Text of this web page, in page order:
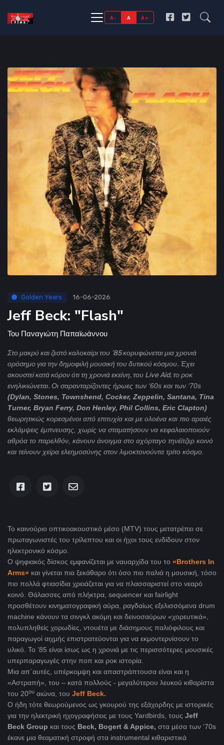
A- A A+
Golden Years 16-06-2026
Jeff Beck: "Flash"
Του Παναγιώτη Παπαϊωάννου
Στο μακρύ και ζεστό καλοκαίρι του ’85 κορυφώνεται μια χρονιά
ορόσημο για την δημοφιλή μουσική του δυτικού κόσμου. Έχει
ακουστεί κατά κόρον ότι τη χρονιά εκείνη, του Live Aid, το ροκ
ενηλικιώνεται. Οι σαρανταρίζοντες ήρωες των ‘60s και των ‘70s
(Dylan, Stones, Townshend, Cocker, Zeppelin, Santana, Tina
Turner, Bryan Ferry, Don Henley, Phil Collins, Eric Clapton)
θεωρητικώς κορεσμένοι από επιτυχία και με ολοένα και πιο αραιές
εκλάμψεις έμπνευσης, χωρίς να σταματήσουν να κεφαλαιοποιούν
αθρόα το παρελθόν, κάνουν άνοιγμα στο αχόρταγο τηνέϊτζερ κοινό
και τείνουν χείρα ελεημοσύνης στον λιμοκτονούντα τρίτο κόσμο.
Το καινούριο οπτικοακουστικό μέσο (MTV) τους μετατρέπει σε
πρωταγωνιστές του τρίλεπτου και οι ήχοι τους ενδίδουν στον
ηλεκτρονικό κόσμο.
Ο ψηφιακός δίσκος εμφανίζεται με ναυαρχίδα του το «Brothers In
Arms» και γίνεται πια ξεκάθαρο ότι όσο πιο παλιά η μουσική, τόσο
πιο πολλά φτιασίδια χρειάζεται για να πλασσαριστεί στο νεαρό
κοινό. Θάλασσες από πλήκτρα, sequencer και fairlight
προσθέτουν κινηματογραφική αύρα, ραγδαίως εξελισσόμενα drum
machine κάνουν τα σινγκλ ακόμη και δεινοσαύρων «χορευτικά»,
πολυπληθείς χορωδίες, ντουέτα με διάσημους παλιόφιλους και
παραγωγοί αιχμής επιστρατεύονται για να εκμοντερνίσουν το
υλικό. Το ’85 είναι ίσως ως η χρονιά με τις περισσότερες μουσικές
υπερπαραγωγές στην ποπ και ροκ ιστορία.
Μια απ΄αυτές, υπέρκομψη και απαστράπτουσα είναι και η
«Αστραπή», του – κατά πολλούς - μεγαλύτερου λευκού κιθαρίστα
του 20ου αιώνα, του Jeff Beck.
O ήδη τότε θεωρούμενος ως γκουρού της εξάχορδης με ιστορικές
για την ηλεκτρική ηχογραφήσεις με τους Yardbirds, τους Jeff
Beck Group και τους Beck, Bogert & Appice, στα μέσα των ‘70s
έκανε μια θεαματική στροφή στα instrumental κιθαριστικά